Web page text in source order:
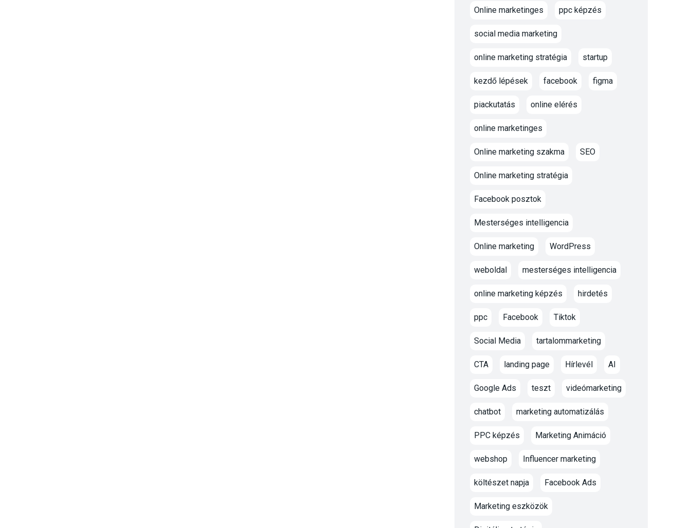
Online marketinges ppc képzés
social media marketing
online marketing stratégia startup
kezdő lépések facebook figma
piackutatás online elérés
online marketinges
Online marketing szakma SEO
Online marketing stratégia
Facebook posztok
Mesterséges intelligencia
Online marketing WordPress
weboldal mesterséges intelligencia
online marketing képzés hirdetés
ppc Facebook Tiktok
Social Media tartalommarketing
CTA landing page Hírlevél AI
Google Ads teszt videómarketing
chatbot marketing automatizálás
PPC képzés Marketing Animáció
webshop Influencer marketing
költészet napja Facebook Ads
Marketing eszközök